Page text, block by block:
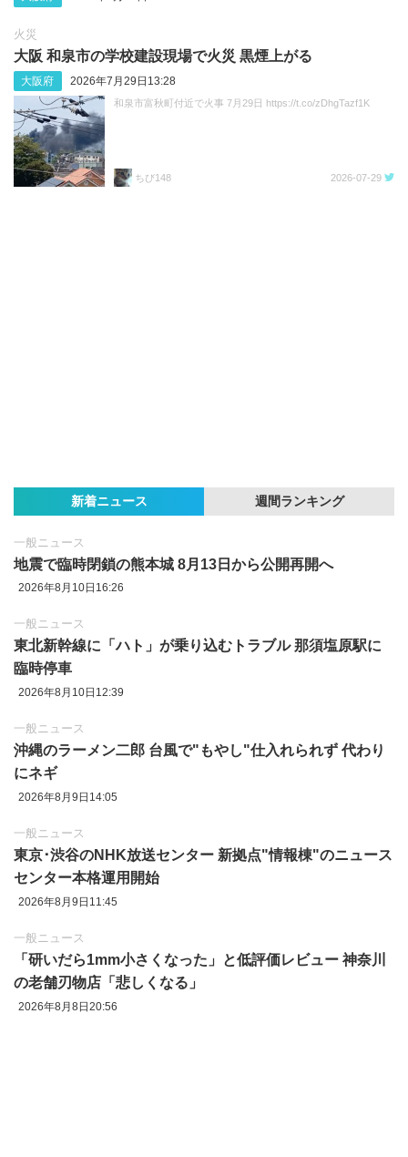
火災
大阪 和泉市の学校建設現場で火災 黒煙上がる
大阪府 2026年7月29日13:28
和泉市富秋町付近で火事 7月29日 https://t.co/zDhgTazf1K
ちび148 2026-07-29
新着ニュース 週間ランキング
一般ニュース
地震で臨時閉鎖の熊本城 8月13日から公開再開へ
2026年8月10日16:26
一般ニュース
東北新幹線に「ハト」が乗り込むトラブル 那須塩原駅に
臨時停車
2026年8月10日12:39
一般ニュース
沖縄のラーメン二郎 台風で"もやし"仕入れられず 代わり
にネギ
2026年8月9日14:05
一般ニュース
東京‪･‬渋谷のNHK放送センター 新拠点"情報棟"のニュース
センター本格運用開始
2026年8月9日11:45
一般ニュース
「研いだら1mm小さくなった」と低評価レビュー 神奈川
の老舗刃物店「悲しくなる」
2026年8月8日20:56